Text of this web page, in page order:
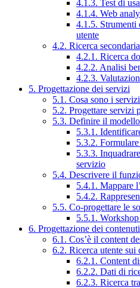
4.1.3. Test di
4.1.4. Web
4.1.5. Strumenti
utente
4.2. Ricerca secondaria
4.2.1. Ricerca
4.2.2. Analisi
4.2.3.
5. Progettazione dei servizi
5.1. Cosa sono i
5.2. Progettare servizi
5.3. Definire il
5.3.1.
5.3.2.
5.3.3.
servizio
5.4. Descrivere il
5.4.1. Mappare
5.4.2.
5.5. Co-progettare le
5.5.1.
6. Progettazione dei contenuti
6.1. Cos’è il content
6.2. Ricerca utente
6.2.1. Content
6.2.2. Dati di
6.2.3. Ricerca